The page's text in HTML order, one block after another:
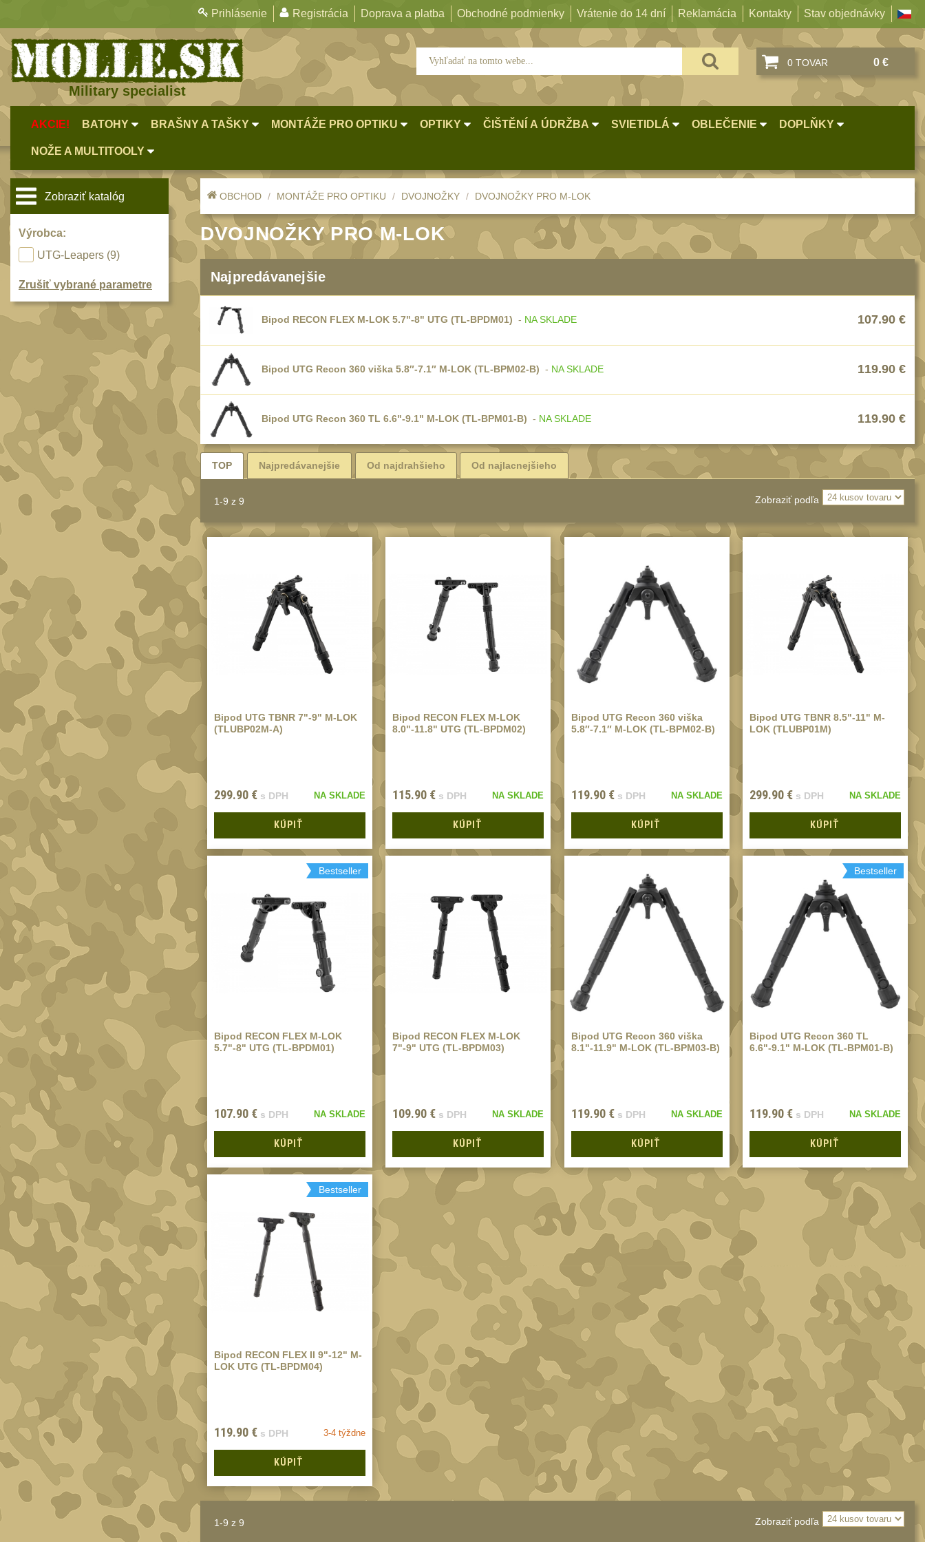
Prihlásenie Registrácia Doprava a platba Obchodné podmienky Vrátenie do 14 dní Reklamácia Kontakty Stav objednávky
Military specialist
0 TOVAR 0 €
AKCIE! BATOHY BRAŠNY A TAŠKY MONTÁŽE PRO OPTIKU OPTIKY ČIŠTĚNÍ A ÚDRŽBA SVIETIDLÁ OBLEČENIE DOPLŇKY
NOŽE A MULTITOOLY
Zobraziť katalóg
Výrobca:
UTG-Leapers (9)
Zrušiť vybrané parametre
OBCHOD MONTÁŽE PRO OPTIKU DVOJNOŽKY DVOJNOŽKY PRO M-LOK
DVOJNOŽKY PRO M-LOK
Najpredávanejšie
Bipod RECON FLEX M-LOK 5.7"-8" UTG (TL-BPDM01) - NA SKLADE 107.90€
Bipod UTG Recon 360 viška 5.8″-7.1″ M-LOK (TL-BPM02-B) - NA SKLADE 119.90€
Bipod UTG Recon 360 TL 6.6"-9.1" M-LOK (TL-BPM01-B) - NA SKLADE 119.90€
TOP Najpredávanejšie Od najdrahšieho Od najlacnejšieho
1-9 z 9 Zobraziť podľa
Bipod UTG TBNR 7"-9" M-LOK
(TLUBP02M-A)
299.90 € s DPH NA SKLADE
KÚPIŤ
Bipod RECON FLEX M-LOK
8.0"-11.8" UTG (TL-BPDM02)
115.90 € s DPH NA SKLADE
KÚPIŤ
Bipod UTG Recon 360 viška
5.8″-7.1″ M-LOK (TL-BPM02-B)
119.90 € s DPH NA SKLADE
KÚPIŤ
Bipod UTG TBNR 8.5"-11" M-
LOK (TLUBP01M)
299.90 € s DPH NA SKLADE
KÚPIŤ
Bestseller
Bipod RECON FLEX M-LOK
5.7"-8" UTG (TL-BPDM01)
107.90 € s DPH NA SKLADE
KÚPIŤ
Bipod RECON FLEX M-LOK
7"-9" UTG (TL-BPDM03)
109.90 € s DPH NA SKLADE
KÚPIŤ
Bipod UTG Recon 360 viška
8.1"-11.9" M-LOK (TL-BPM03-B)
119.90 € s DPH NA SKLADE
KÚPIŤ
Bestseller
Bipod UTG Recon 360 TL
6.6"-9.1" M-LOK (TL-BPM01-B)
119.90 € s DPH NA SKLADE
KÚPIŤ
Bestseller
Bipod RECON FLEX II 9"-12" M-
LOK UTG (TL-BPDM04)
119.90 € s DPH 3-4 týždne
KÚPIŤ
1-9 z 9 Zobraziť podľa